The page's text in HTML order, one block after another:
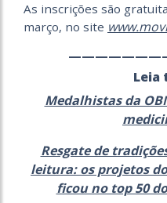
As inscrições são
março, no site
Leia
Medalhistas da
Resgate de
leitura: os projetos
ficou no top 50 do